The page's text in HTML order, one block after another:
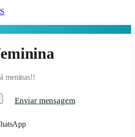
meninas!!
Enviar mensagem